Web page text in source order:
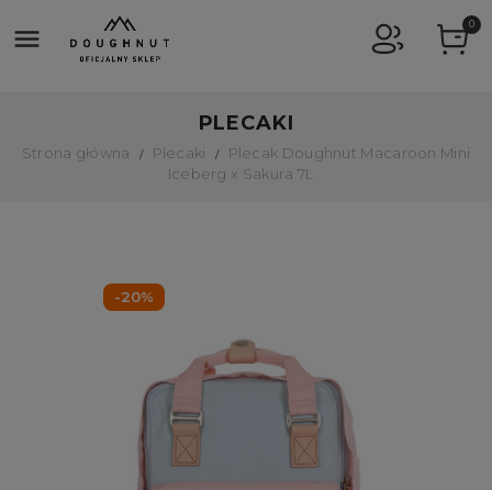
 0
PLECAKI
Strona główna Plecaki
Plecak Doughnut Macaroon Mini
Iceberg x Sakura 7L
-20%